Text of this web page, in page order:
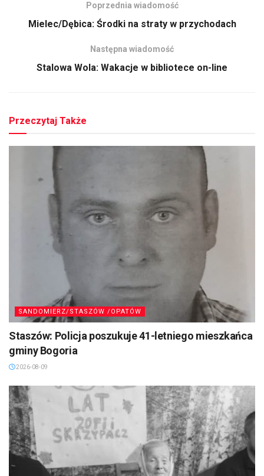
Poprzednia wiadomość
Mielec/Dębica: Środki na straty w przychodach
Następna wiadomość
Stalowa Wola: Wakacje w bibliotece on-line
Przeczytaj Także
SANDOMIERZ/STASZÓW /OPATÓW
Staszów: Policja poszukuje 41-letniego mieszkańca
gminy Bogoria
2026-08-09